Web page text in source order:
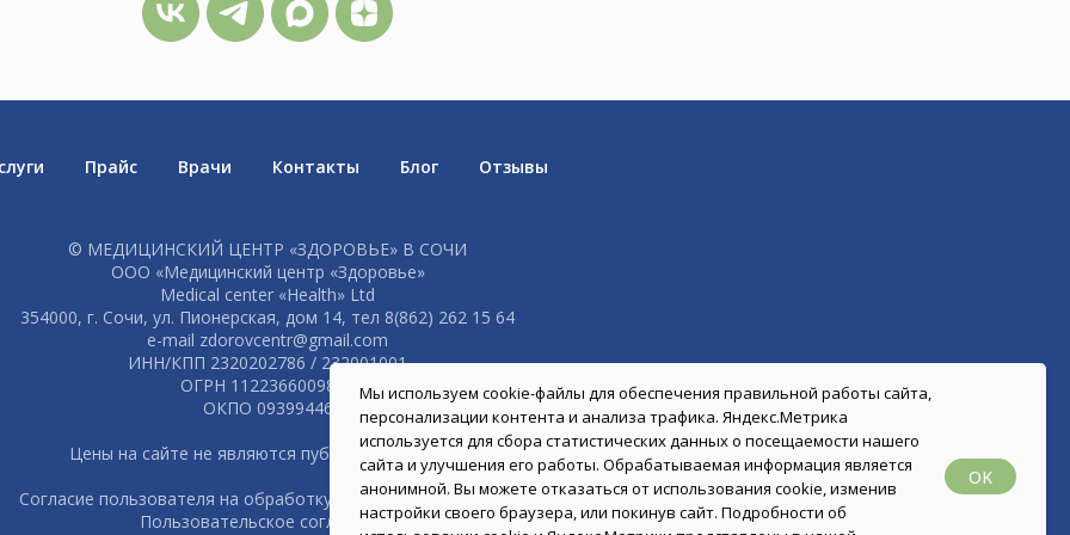
Мы используем cookie-файлы для обеспечения правильной работы сайта,
персонализации контента и анализа трафика. Яндекс.Метрика
используется для сбора статистических данных о посещаемости нашего
сайта и улучшения его работы. Обрабатываемая информация является
анонимной. Вы можете отказаться от использования cookie, изменив
настройки своего браузера, или покинув сайт. Подробности об
OK
Прайс Врачи Контакты Блог Отзывы
© МЕДИЦИНСКИЙ ЦЕНТР «ЗДОРОВЬЕ» В СОЧИ
ООО «Медицинский центр «Здоровье»
Medical center «Health» Ltd
354000, г. Сочи, ул. Пионерская, дом 14, тел 8(862) 262 15 64
e-mail zdorovcentr@gmail.com
ИНН/КПП 2320202786 / 232001001
ОГРН 1122366009875
ОКПО 09399446
Цены на сайте не являются публичной офертой
Согласие пользователя на обработку персональных данных
Пользовательское соглашение